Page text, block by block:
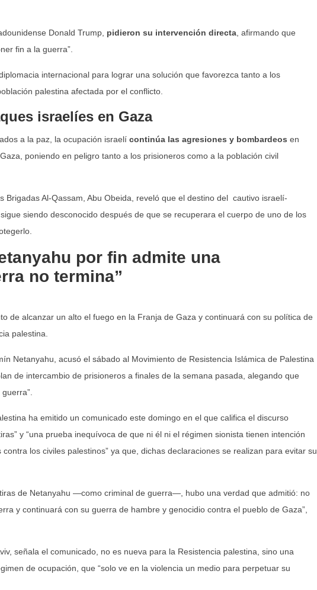
Donald Trump, pidieron su intervención directa , afirmando que
fin a la guerra”.
internacional para lograr una solución que favorezca tanto a los
palestina afectada por el conflicto.
israelíes en Gaza
a la paz, la ocupación israelí continúa las agresiones y bombardeos en
poniendo en peligro tanto a los prisioneros como a la población civil
Brigadas Al-Qassam, Abu Obeida, reveló que el destino del cautivo israelí-
siendo desconocido después de que se recuperara el cuerpo de uno de los
por fin admite una
no termina”
de alcanzar un alto el fuego en la Franja de Gaza y continuará con su política de
palestina.
Netanyahu, acusó el sábado al Movimiento de Resistencia Islámica de Palestina
de intercambio de prisioneros a finales de la semana pasada, alegando que
ha emitido un comunicado este domingo en el que califica el discurso
y “una prueba inequívoca de que ni él ni el régimen sionista tienen intención
los civiles palestinos” ya que, dichas declaraciones se realizan para evitar su
de Netanyahu —como criminal de guerra—, hubo una verdad que admitió: no
y continuará con su guerra de hambre y genocidio contra el pueblo de Gaza”,
señala el comunicado, no es nueva para la Resistencia palestina, sino una
de ocupación, que “solo ve en la violencia un medio para perpetuar su